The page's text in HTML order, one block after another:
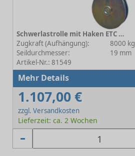
Schwerlastrolle mit Haken ETC 8-262E19 - Rollen-Ø 221 mm
Zugkraft (Aufhängung):
8000 kg
Seildurchmesser:
19 mm
Artikel-Nr.: 81549
Mehr Details
1.107,00 €
zzgl. Versandkosten
Lieferzeit: ca. 2 Wochen